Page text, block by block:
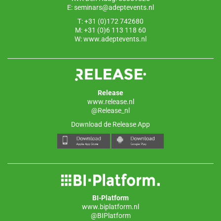
E:seminars@adeptevents.nl
T: +31 (0)172 742680
M: +31 (0)6 113 118 60
W:www.adeptevents.nl
Release
www.release.nl
@Release_nl
Download de Release App
BI-Platform
www.biplatform.nl
@BIPlatform